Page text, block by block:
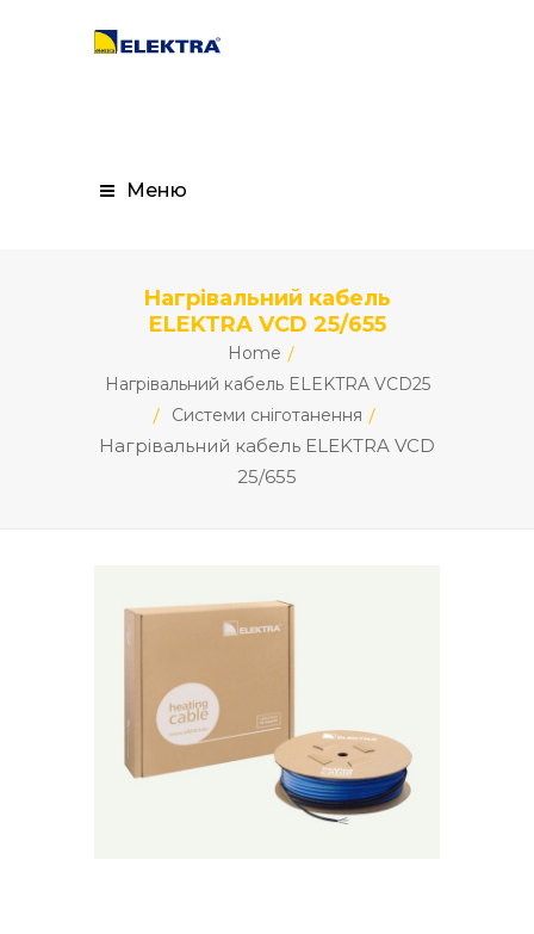
Меню
Нагрівальний кабель
ELEKTRA VCD 25/655
Home
Нагрівальний кабель ELEKTRA VCD25
Системи сніготанення
Нагрівальний кабель ELEKTRA VCD
25/655